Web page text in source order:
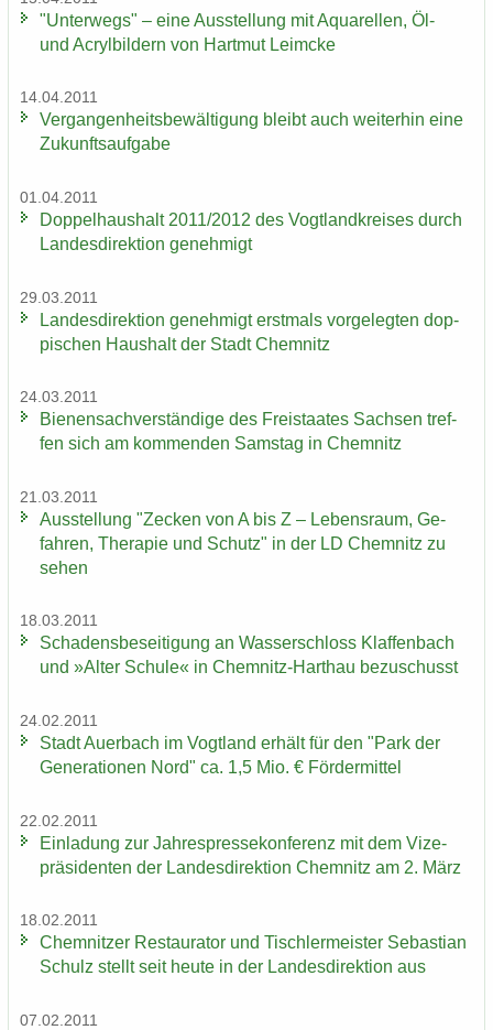
"Un­ter­wegs" – eine Aus­stel­lung mit Aqua­rel­len, Öl-
und Acryl­bil­dern von Hart­mut Leim­cke
14.04.2011
Ver­gan­gen­heits­be­wäl­ti­gung bleibt auch wei­ter­hin eine
Zu­kunfts­auf­ga­be
01.04.2011
Dop­pel­haus­halt 2011/2012 des Vogt­land­krei­ses durch
Lan­des­di­rek­ti­on ge­neh­migt
29.03.2011
Lan­des­di­rek­ti­on ge­neh­migt erst­mals vor­ge­leg­ten dop­
pi­schen Haus­halt der Stadt Chem­nitz
24.03.2011
Bie­nen­sach­ver­stän­di­ge des Frei­staa­tes Sach­sen tref­
fen sich am kom­men­den Sams­tag in Chem­nitz
21.03.2011
Aus­stel­lung "Ze­cken von A bis Z – Le­bens­raum, Ge­
fah­ren, The­ra­pie und Schutz" in der LD Chem­nitz zu
sehen
18.03.2011
Scha­dens­be­sei­ti­gung an Was­ser­schloss Klaf­fen­bach
und »Alter Schu­le« in Chemnitz-​Harthau be­zu­schusst
24.02.2011
Stadt Au­er­bach im Vogt­land er­hält für den "Park der
Ge­ne­ra­tio­nen Nord" ca. 1,5 Mio. € För­der­mit­tel
22.02.2011
Ein­la­dung zur Jah­res­pres­se­kon­fe­renz mit dem Vi­ze­
prä­si­den­ten der Lan­des­di­rek­ti­on Chem­nitz am 2. März
18.02.2011
Chem­nit­zer Re­stau­ra­tor und Tisch­ler­meis­ter Se­bas­ti­an
Schulz stellt seit heute in der Lan­des­di­rek­ti­on aus
07.02.2011